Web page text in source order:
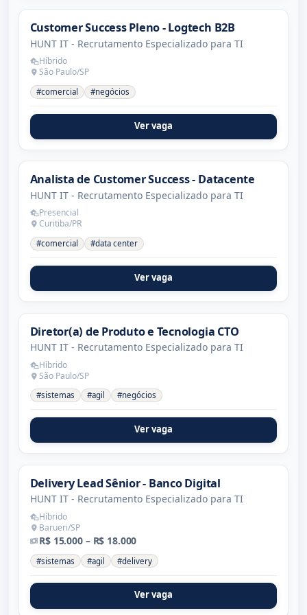
Customer Success Pleno - Logtech B2B
HUNT IT - Recrutamento Especializado para TI
Híbrido
São Paulo/SP
#comercial #negócios
Ver vaga
Analista de Customer Success - Datacente
HUNT IT - Recrutamento Especializado para TI
Presencial
Curitiba/PR
#comercial #data center
Ver vaga
Diretor(a) de Produto e Tecnologia CTO
HUNT IT - Recrutamento Especializado para TI
Híbrido
São Paulo/SP
#sistemas #agil #negócios
Ver vaga
Delivery Lead Sênior - Banco Digital
HUNT IT - Recrutamento Especializado para TI
Híbrido
Barueri/SP
R$ 15.000 – R$ 18.000
#sistemas #agil #delivery
Ver vaga